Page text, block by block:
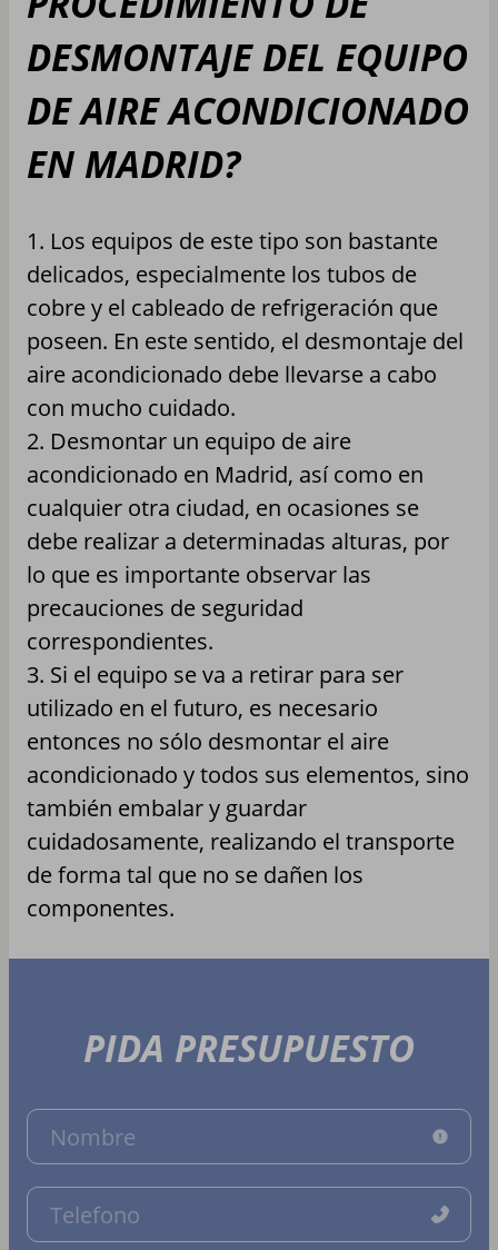
DESMONTAJE DEL EQUIPO
DE AIRE ACONDICIONADO
EN MADRID?
1. Los equipos de este tipo son bastante
delicados, especialmente los tubos de
cobre y el cableado de refrigeración que
poseen. En este sentido, el desmontaje del
aire acondicionado debe llevarse a cabo
con mucho cuidado.
2. Desmontar un equipo de aire
acondicionado en Madrid, así como en
cualquier otra ciudad, en ocasiones se
debe realizar a determinadas alturas, por
lo que es importante observar las
precauciones de seguridad
correspondientes.
3. Si el equipo se va a retirar para ser
utilizado en el futuro, es necesario
entonces no sólo desmontar el aire
acondicionado y todos sus elementos, sino
también embalar y guardar
cuidadosamente, realizando el transporte
de forma tal que no se dañen los
componentes.
PIDA PRESUPUESTO